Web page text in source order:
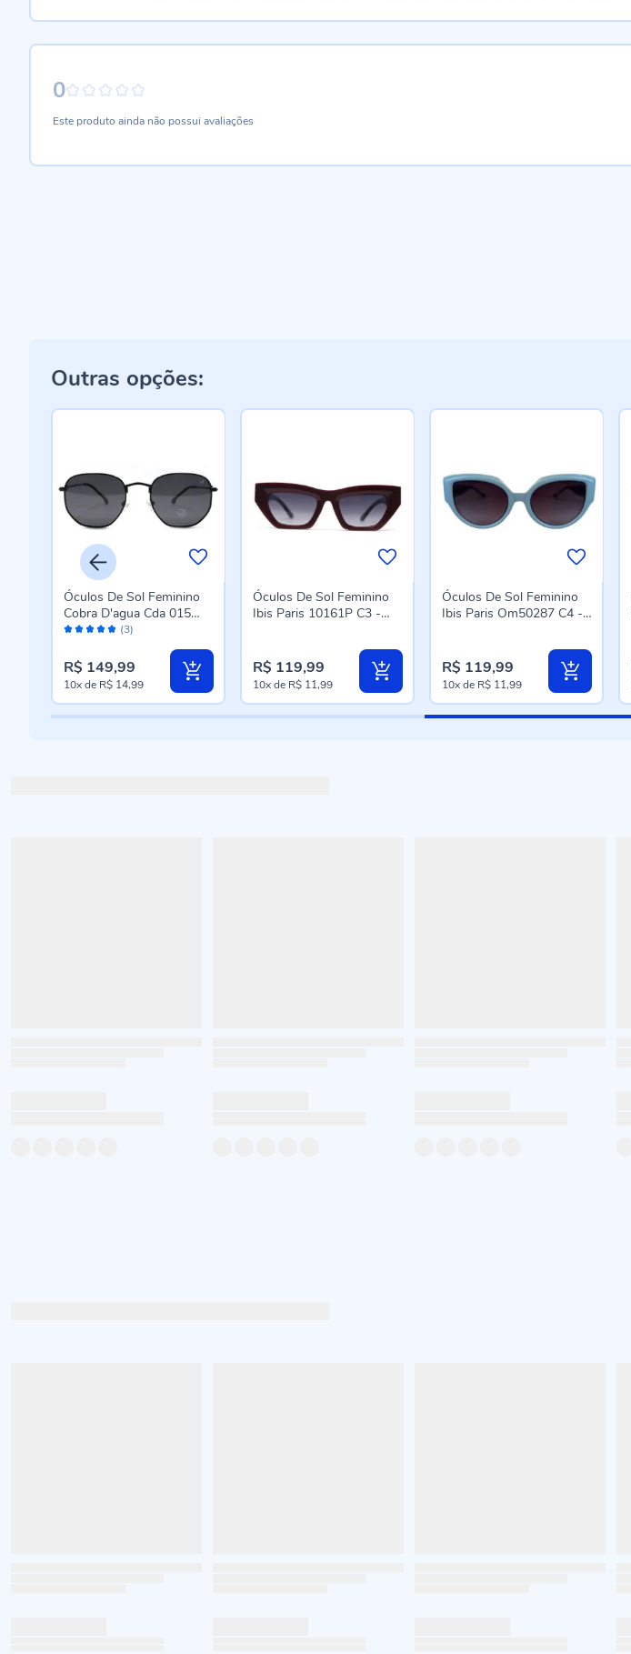
0
Este produto ainda não possui avaliações
Outras opções:
Avaliação: (3)
Óculos De Sol Feminino
Cobra D'agua Cda 015
C300 - Preto
R$ 149,99
10xde R$ 14,99
Óculos De Sol Feminino
Ibis Paris 10161P C3 -
R$ 119,99
10xde R$ 11,99
Óculos De Sol Feminino
Ibis Paris Om50287 C4 -
R$ 119,99
10xde R$ 11,99